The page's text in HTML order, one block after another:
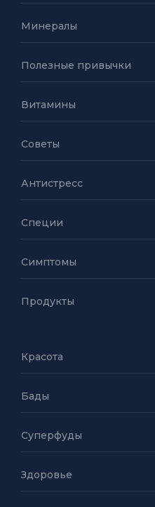
Минералы
Полезные привычки
Витамины
Советы
Антистресс
Специи
Симптомы
Продукты
Красота
Бады
Суперфуды
Здоровье